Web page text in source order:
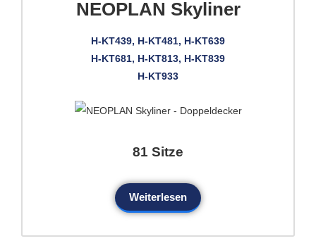
NEOPLAN Skyliner
H-KT439, H-KT481, H-KT639
H-KT681, H-KT813, H-KT839
H-KT933
81 Sitze
Weiterlesen